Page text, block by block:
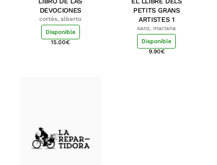
DEVOCIONES
cortés, alberto
Disponible
15.00€
PETITS GRANS
ARTISTES 1
sanz, mariana
Disponible
9.90€